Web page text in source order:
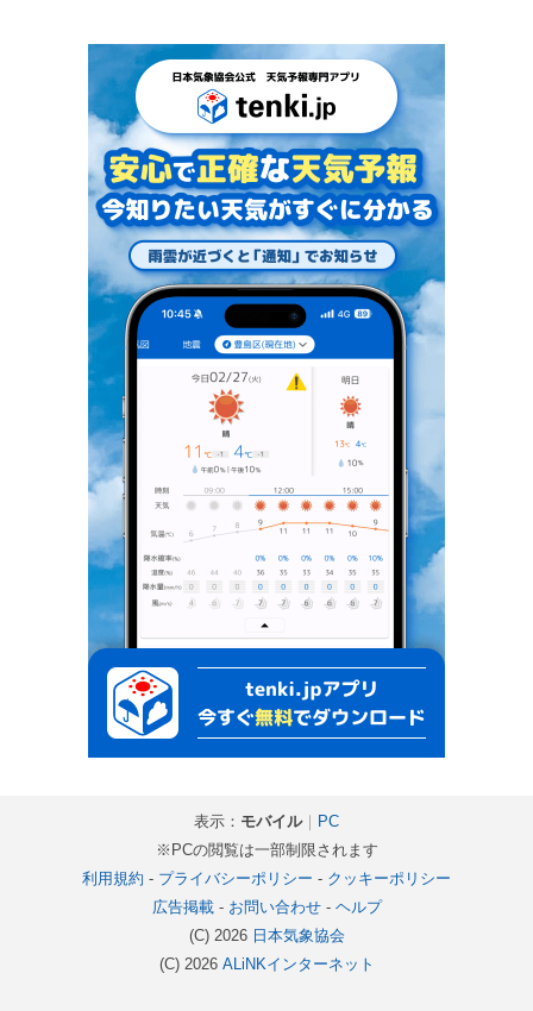
表示： モバイル｜ PC
※PCの閲覧は一部制限されます
利用規約 - プライバシーポリシー - クッキーポリシー
広告掲載- お問い合わせ- ヘルプ
(C) 2026 日本気象協会
(C) 2026 ALiNKインターネット